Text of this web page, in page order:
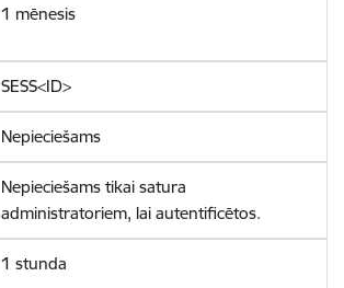
1 mēnesis
SESS<ID>
Nepieciešams
Nepieciešams tikai satura
administratoriem, lai autentificētos.
1 stunda